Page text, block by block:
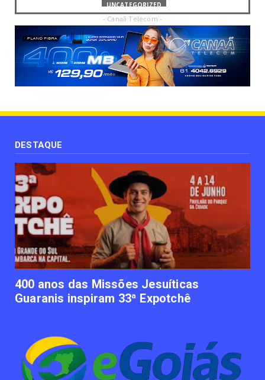
UNCATEGORIZED
Com mais da metade dos cargos de
liderança ocupados por mulh...
June 16, 2023
UNCATEGORIZED
Paisagismo valoriza imóvel e atrai clientes
UNCATEGORIZED
June 12, 2023
UNCATEGORIZED
Empresas apostam em iniciativas de
felicidade corporativa pa...
June 09, 2023
UNCATEGORIZED
Lawtech gaúcha ajuda advogados a
organizarem sua vida financ...
June 09, 2023
- Canaã Telecom -
DESTAQUE
400 anos das Missões Jesuíticas
Guaranis inspiram 33ª Expotchê